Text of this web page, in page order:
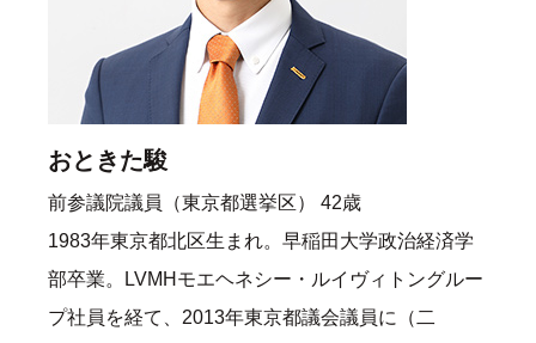
おときた駿
前参議院議員（東京都選挙区） 42歳
1983年東京都北区生まれ。早稲田大学政治経済学
部卒業。LVMHモエヘネシー・ルイヴィトングルー
プ社員を経て、2013年東京都議会議員に（二